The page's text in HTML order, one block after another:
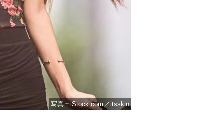
写真＝iStock.com／itsskin